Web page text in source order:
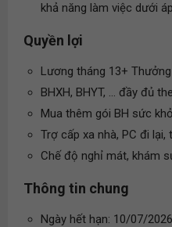
khả năng làm việc dưới
Quyền lợi
Lương tháng 13+
BHXH, BHYT, ... đầy đủ
Mua thêm gói BH sức
Trợ cấp xa nhà, PC đi lại,
Chế độ nghỉ mát, khám
Thông tin chung
Ngày hết hạn: 10/07/2026